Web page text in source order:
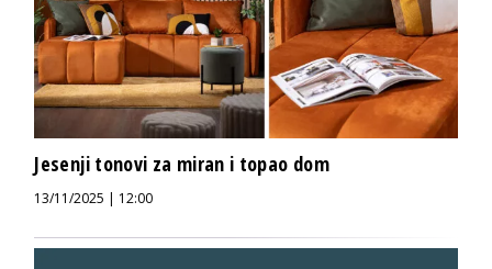
Jesenji tonovi za miran i topao dom
13/11/2025 | 12:00